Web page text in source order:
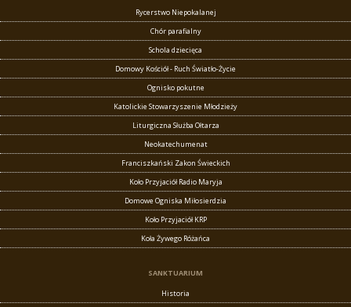
Rycerstwo Niepokalanej
Chór parafialny
Schola dziecięca
Domowy Kościół - Ruch Światło-Życie
Ognisko pokutne
Katolickie Stowarzyszenie Młodzieży
Liturgiczna Służba Ołtarza
Neokatechumenat
Franciszkański Zakon Świeckich
Koło Przyjaciół Radio Maryja
Domowe Ogniska Miłosierdzia
Koło Przyjaciół KRP
Koła Żywego Różańca
SANKTUARIUM
Historia